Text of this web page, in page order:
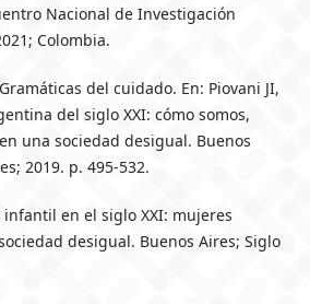
Nacional de Investigación
Colombia.
del cuidado. En: Piovani JI,
del siglo XXI: cómo somos,
una sociedad desigual. Buenos
2019. p. 495-532.
infantil en el siglo XXI: mujeres
desigual. Buenos Aires; Siglo